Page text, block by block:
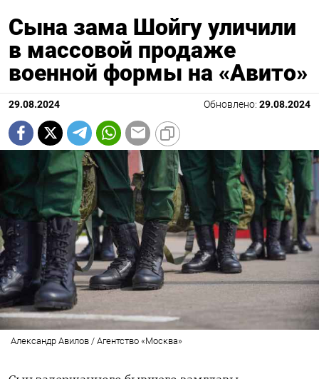
Сына зама Шойгу уличили
в массовой продаже
военной формы на «Авито»
29.08.2024 Обновлено: 29.08.2024
Александр Авилов / Агентство «Москва»